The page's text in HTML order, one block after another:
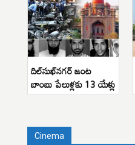
దిల్‌సుఖ్‌నగర్ జంట
బాంబు పేలుళ్లకు 13 యేళ్లు
Cinema